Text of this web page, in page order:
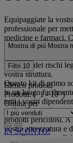
Equipaggiate la
professionale per
medicine e farmaci.
ministeriale 388 il
essere dotato di
funzione dei rischi
vostra struttura.
Questo kit di primo
in un luogo
tutti i vostri
scelta di armadietti o
prodotti pericolosi. A
vostra attrezzatura e
armadietto per
Mostra di più Mostra
Filtri 10
Elenco prodotti
Prodotti:( 1 - 10 )
Ordina per
IN SCONTO!